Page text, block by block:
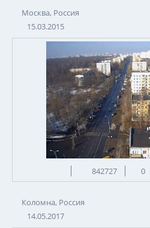
Москва, Россия
15.03.2015
842727 0
Коломна, Россия
14.05.2017